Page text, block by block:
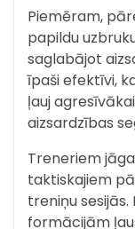
Piemēram,
papildu
saglabājot
īpaši efektīvi,
ļauj
aizsardzības
Treneriem
taktiskajiem
treniņu
formācijām